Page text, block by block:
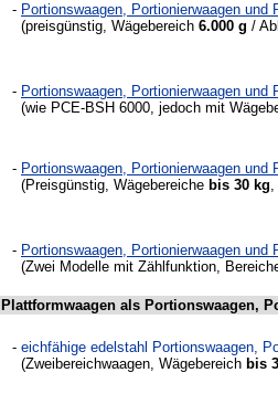
- Portionswaagen, Portionierwaagen und
(preisgünstig, Wägebereich 6.000 g /
- Portionswaagen, Portionierwaagen und
(wie PCE-BSH 6000, jedoch mit
- Portionswaagen, Portionierwaagen und
(Preisgünstig, Wägebereiche bis 30 kg,
- Portionswaagen, Portionierwaagen und
(Zwei Modelle mit Zählfunktion,
Plattformwaagen als Portionswaagen,
- eichfähige edelstahl Portionswaagen,
(Zweibereichwaagen, Wägebereich bis